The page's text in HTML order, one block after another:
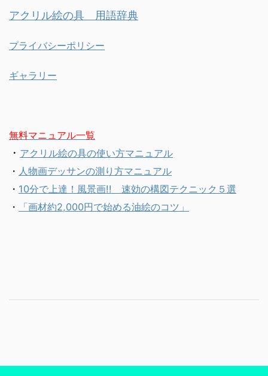
アクリル絵の具 用語辞典
プライバシーポリシー
ギャラリー
無料マニュアル一覧
・ アクリル絵の具の使い方マニュアル
・ 人物画デッサンの測り方マニュアル
・ 10分で上達！風景画!! 速効の構図テクニック５選
・
「画材約2,000円で始める油絵のコツ」